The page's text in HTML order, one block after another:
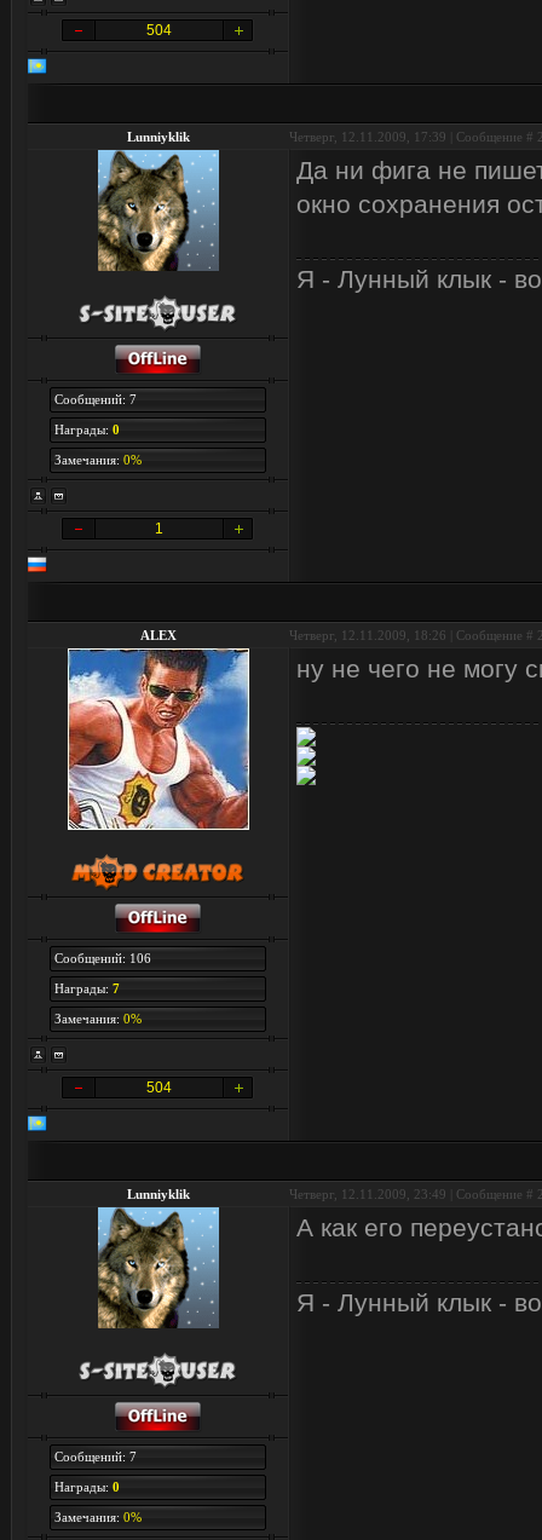
504
Lunniyklik Четверг, 12.11.2009, 17:39 | Сообщение #
Сообщений: 7
Награды: 0
Замечания: 0%
1
Да ни фига не
окно сохранения
Я - Лунный клык -
ALEX Четверг, 12.11.2009, 18:26 | Сообщение #
Сообщений: 106
Награды: 7
Замечания: 0%
504
ну не чего не могу
Lunniyklik Четверг, 12.11.2009, 23:49 | Сообщение #
Сообщений: 7
Награды: 0
Замечания: 0%
А как его
Я - Лунный клык -